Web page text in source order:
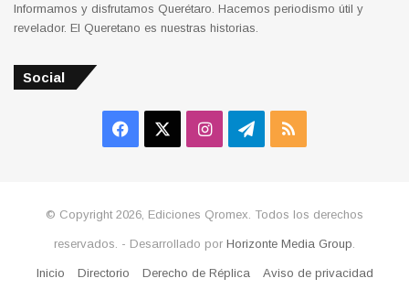
Informamos y disfrutamos Querétaro. Hacemos periodismo útil y
revelador. El Queretano es nuestras historias.
Social
Facebook InstagramTelegram
RSS
© Copyright 2026, Ediciones Qromex. Todos los derechos
reservados. - Desarrollado por Horizonte Media Group
Inicio Directorio Derecho de Réplica Aviso de privacidad